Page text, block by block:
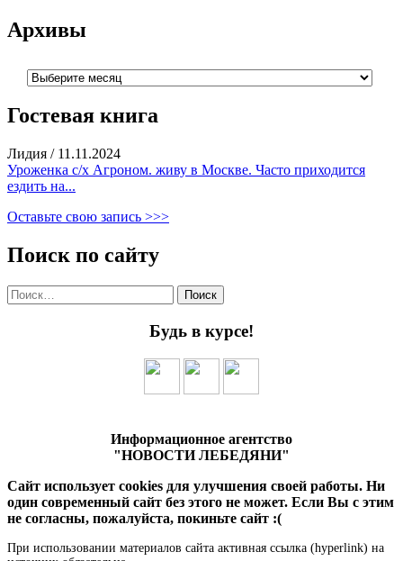
Архивы
Архивы
Гостевая книга
Лидия / 11.11.2024
Уроженка с/х Агроном. живу в Москве. Часто приходится
ездить на...
Оставьте свою запись >>>
Поиск по сайту
Найти:
Будь в курсе!
Информационное агентство
"НОВОСТИ ЛЕБЕДЯНИ"
Сайт использует cookies для улучшения своей работы. Ни
один современный сайт без этого не может. Если Вы с этим
не согласны, пожалуйста, покиньте сайт :(
При использовании материалов сайта активная ссылка (hyperlink) на